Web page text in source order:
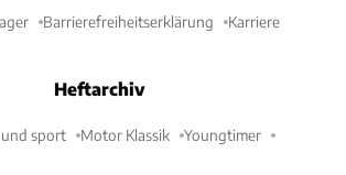
Barrierefreiheitserklärung Karriere
Heftarchiv
sport Motor Klassik Youngtimer